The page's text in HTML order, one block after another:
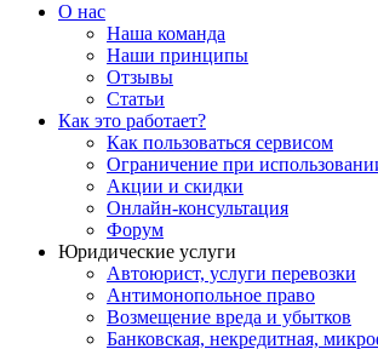
О нас
Наша команда
Наши принципы
Отзывы
Статьи
Как это работает?
Как пользоваться сервисом
Ограничение при
Акции и скидки
Онлайн-консультация
Форум
Юридические услуги
Автоюрист, услуги перевозки
Антимонопольное право
Возмещение вреда и убытков
Банковская, некредитная,